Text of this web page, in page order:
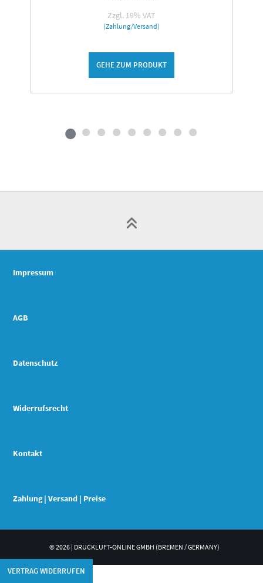
Zzgl. 19% VAT
(Zahlung/Versand)
GEHE ZUM PRODUKT
Impressum
AGB
Datenschutz
Widerrufsrecht
Kontakt
Zahlung | Versand | Preise
© 2026 | DRUCKLUFT-ONLINE GMBH (BREMEN / GERMANY)
VERTRAG WIDERRUFEN